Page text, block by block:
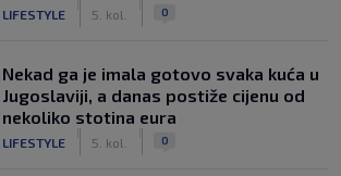
LIFESTYLE 5. kol. 0
Nekad ga je imala gotovo svaka kuća u
Jugoslaviji, a danas postiže cijenu od
nekoliko stotina eura
LIFESTYLE 5. kol. 0